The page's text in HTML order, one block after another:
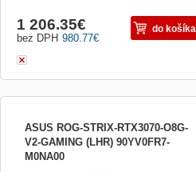
980.77€
bez DPH
1 206.35€ do košíka
ASUS ROG-STRIX-RTX3070-O8G-
V2-GAMING (LHR) 90YV0FR7-
M0NA00